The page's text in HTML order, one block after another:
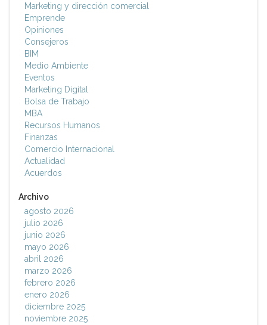
Marketing y dirección comercial
Emprende
Opiniones
Consejeros
BIM
Medio Ambiente
Eventos
Marketing Digital
Bolsa de Trabajo
MBA
Recursos Humanos
Finanzas
Comercio Internacional
Actualidad
Acuerdos
Archivo
agosto 2026
julio 2026
junio 2026
mayo 2026
abril 2026
marzo 2026
febrero 2026
enero 2026
diciembre 2025
noviembre 2025